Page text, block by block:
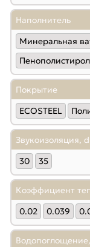
Наполнитель
Минеральная
Пенополистирол
Покрытие
ECOSTEEL
Звукоизоляция,
30
35
Коэффициент
0.02
0.039